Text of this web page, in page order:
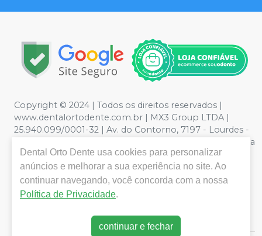
Copyright © 2024 | Todos os direitos reservados |
www.dentalortodente.com.br | MX3 Group LTDA |
25.940.099/0001-32 | Av. do Contorno, 7197 - Lourdes -
Belo Horizonte, MG | Política de Privacidade e Segurança
- Fotos meramente ilustrativas - Os preços e condições
da loja virtual estão sujeitos a alterações. Em caso de
divergência de preços no site, o valor válido é o do
Carrinho de Compra. Não vendemos por atacado, por
de grandes volumes pelo site.
Dental Orto Dente usa cookies para personalizar
anúncios e melhorar a sua experiência no site. Ao
continuar navegando, você concorda com a nossa
Política de Privacidade.
continuar e fechar